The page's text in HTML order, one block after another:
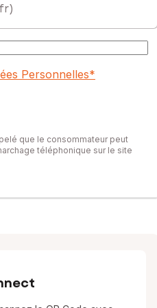
Personnelles*
que le consommateur peut
téléphonique sur le site